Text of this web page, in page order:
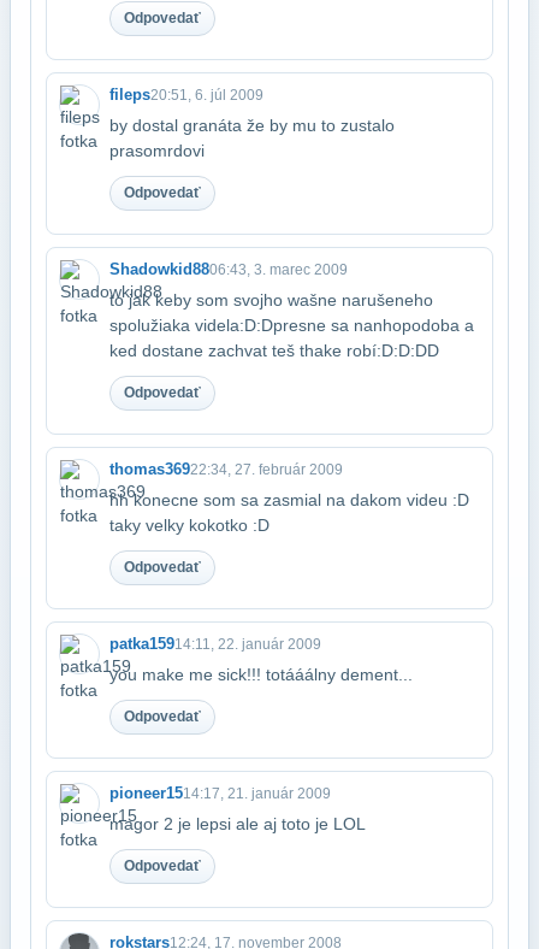
Odpovedať
fileps20:51, 6. júl 2009
by dostal granáta že by mu to zustalo
prasomrdovi
Odpovedať
Shadowkid8806:43, 3. marec 2009
to jak keby som svojho wašne narušeneho
spolužiaka videla:D:Dpresne sa nanho​podoba a
ked dostane zachvat teš thake robí:D:D:DD
Odpovedať
thomas36922:34, 27. február 2009
hh konecne som sa zasmial na dakom videu :D
taky velky kokotko :D
Odpovedať
patka15914:11, 22. január 2009
you make me sick!!! totááálny dement...
Odpovedať
pioneer1514:17, 21. január 2009
magor 2 je lepsi ale aj toto je LOL
Odpovedať
rokstars12:24, 17. november 2008